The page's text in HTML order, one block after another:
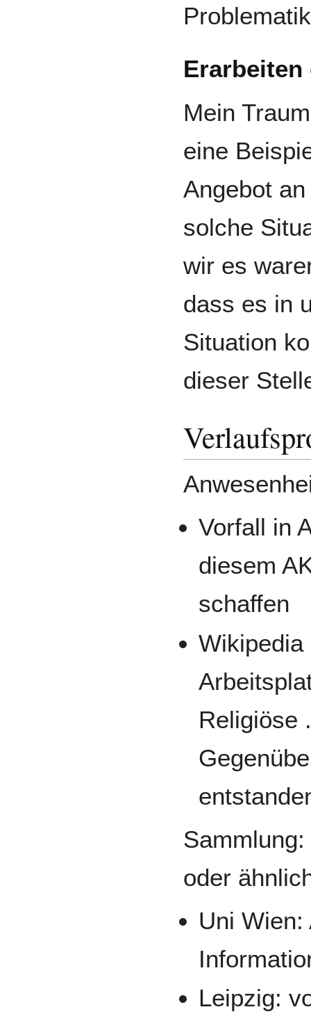
Mein
eine
Angebot
solche
wir es
dass es in
Situation
dieser
Vorfall in
diesem
schaffen
Religiöse
oder
Uni Wien:
Leipzig: